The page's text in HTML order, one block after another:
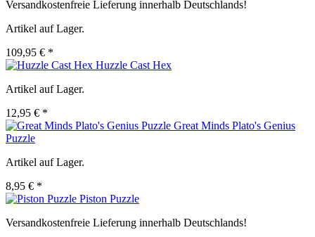
Versandkostenfreie Lieferung innerhalb Deutschlands!
Artikel auf Lager.
109,95 € *
Huzzle Cast Hex
Artikel auf Lager.
12,95 € *
Great Minds Plato's Genius
Puzzle
Artikel auf Lager.
8,95 € *
Piston Puzzle
Versandkostenfreie Lieferung innerhalb Deutschlands!